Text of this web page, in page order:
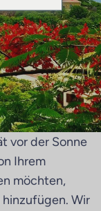
vor der Sonne
Ihrem
möchten,
hinzufügen. Wir